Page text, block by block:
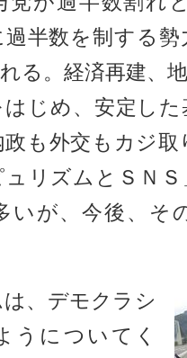
半数を制する
る。経済再建、
じめ、安定し
も外交もカジ
リズムとＳＮ
いが、今後、そ
は、デモクラシ
うについてく